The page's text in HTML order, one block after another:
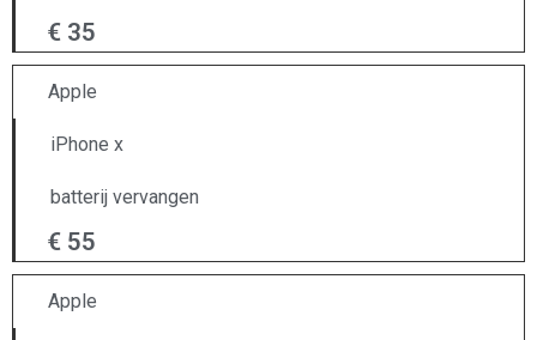
€ 35
Apple
iPhone x
batterij vervangen
€ 55
Apple